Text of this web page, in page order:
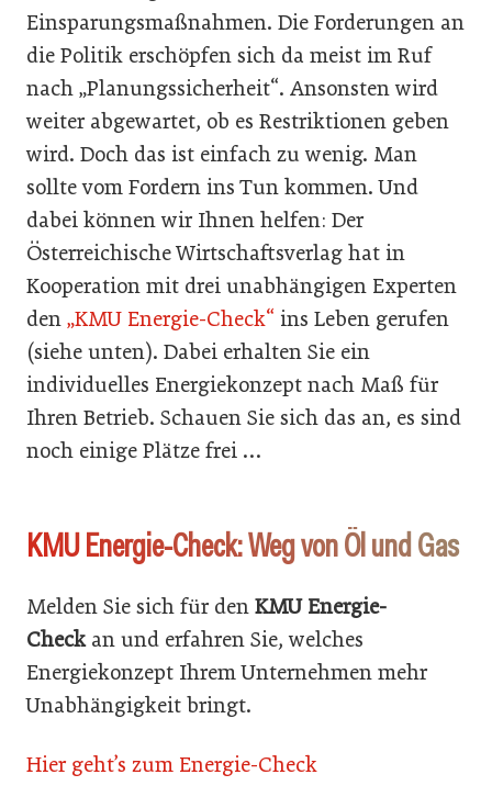
Einsparungsmaßnahmen. Die Forderungen an
die Politik erschöpfen sich da meist im Ruf
nach „Planungssicherheit“. Ansonsten wird
weiter abgewartet, ob es Restrik­tionen geben
wird. Doch das ist einfach zu wenig. Man
sollte vom Fordern ins Tun kommen. Und
dabei können wir Ihnen helfen: Der
Österreichische Wirtschaftsverlag hat in
Kooperation mit drei unabhängigen Experten
den „KMU Energie-Check“ ins Leben gerufen
(siehe unten). Dabei erhalten Sie ein
individuelles Energiekonzept nach Maß für
Ihren Betrieb. Schauen Sie sich das an, es sind
noch einige Plätze frei …
KMU Energie-Check: Weg von Öl und Gas
Melden Sie sich für den KMU Energie-
Check an und erfahren Sie, welches
Energiekonzept Ihrem Unternehmen mehr
Unabhängigkeit bringt.
Hier geht’s zum Energie-Check